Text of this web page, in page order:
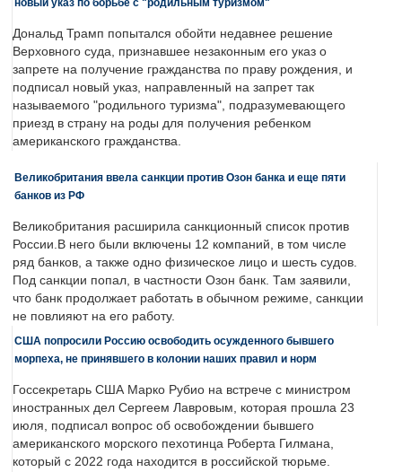
новый указ по борьбе с "родильным туризмом"
Дональд Трамп попытался обойти недавнее решение
Верховного суда, признавшее незаконным его указ о
запрете на получение гражданства по праву рождения, и
подписал новый указ, направленный на запрет так
называемого "родильного туризма", подразумевающего
приезд в страну на роды для получения ребенком
американского гражданства.
Великобритания ввела санкции против Озон банка и еще пяти
банков из РФ
Великобритания расширила санкционный список против
России.В него были включены 12 компаний, в том числе
ряд банков, а также одно физическое лицо и шесть судов.
Под санкции попал, в частности Озон банк. Там заявили,
что банк продолжает работать в обычном режиме, санкции
не повлияют на его работу.
США попросили Россию освободить осужденного бывшего
морпеха, не принявшего в колонии наших правил и норм
Госсекретарь США Марко Рубио на встрече с министром
иностранных дел Сергеем Лавровым, которая прошла 23
июля, подписал вопрос об освобождении бывшего
американского морского пехотинца Роберта Гилмана,
который с 2022 года находится в российской тюрьме.